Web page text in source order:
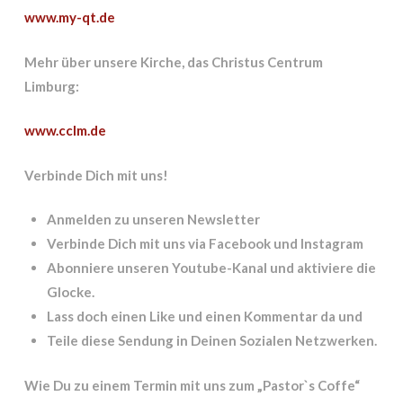
www.my-qt.de
Mehr über unsere Kirche, das Christus Centrum
Limburg:
www.cclm.de
Verbinde Dich mit uns!
Anmelden zu unseren Newsletter
Verbinde Dich mit uns via Facebook und Instagram
Abonniere unseren Youtube-Kanal und aktiviere die
Glocke.
Lass doch einen Like und einen Kommentar da und
Teile diese Sendung in Deinen Sozialen Netzwerken.
Wie Du zu einem Termin mit uns zum „Pastor`s Coffe“